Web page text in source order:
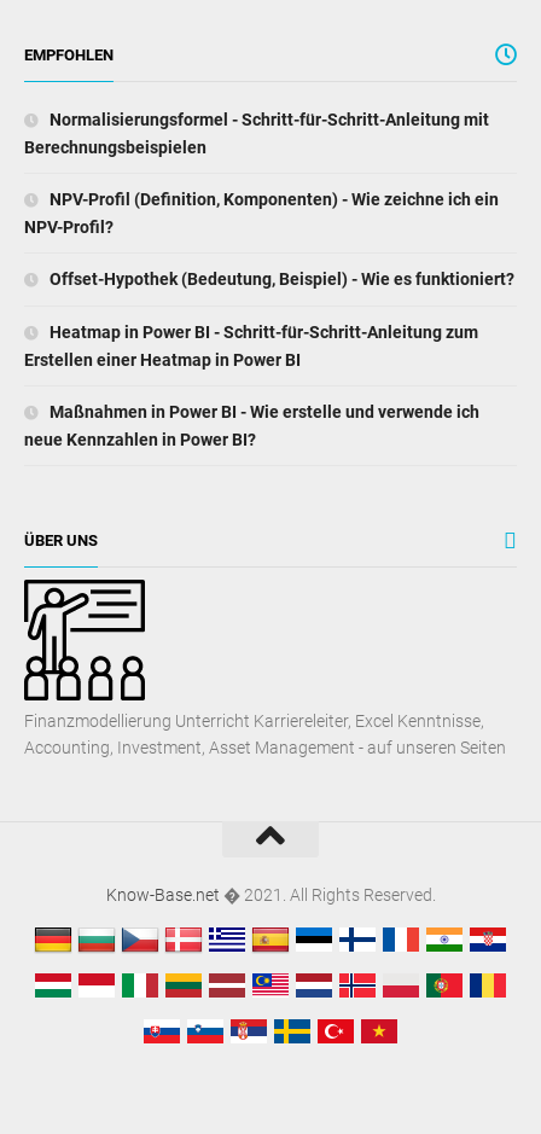
EMPFOHLEN
Normalisierungsformel - Schritt-für-Schritt-Anleitung mit
Berechnungsbeispielen
NPV-Profil (Definition, Komponenten) - Wie zeichne ich ein
NPV-Profil?
Offset-Hypothek (Bedeutung, Beispiel) - Wie es funktioniert?
Heatmap in Power BI - Schritt-für-Schritt-Anleitung zum
Erstellen einer Heatmap in Power BI
Maßnahmen in Power BI - Wie erstelle und verwende ich
neue Kennzahlen in Power BI?
ÜBER UNS
Finanzmodellierung Unterricht Karriereleiter, Excel Kenntnisse,
Accounting, Investment, Asset Management - auf unseren Seiten
Know-Base.net � 2021. All Rights Reserved.